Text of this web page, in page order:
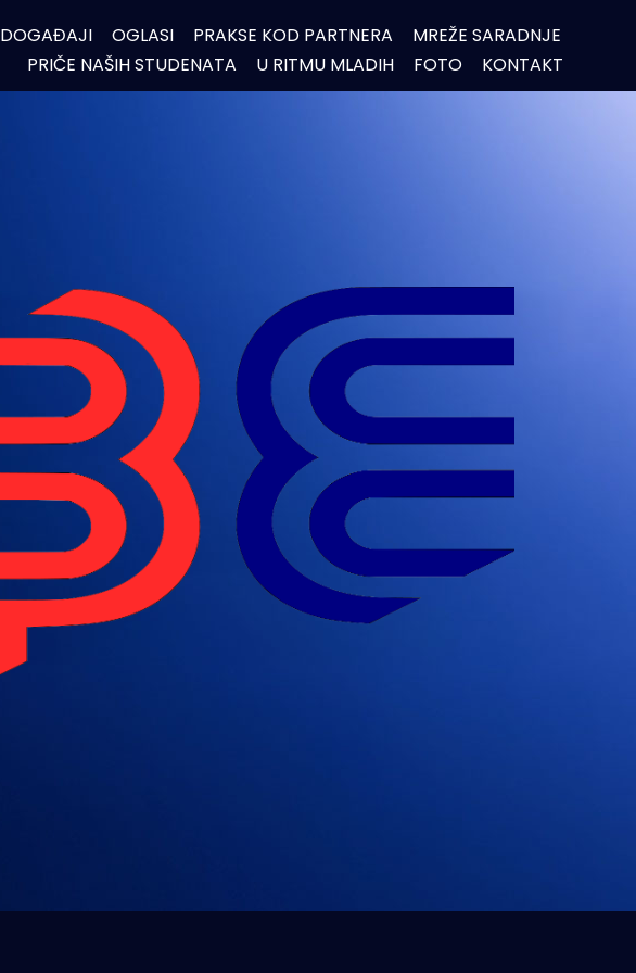
DOGAĐAJI OGLASI PRAKSE KOD PARTNERA
MREŽE SARADNJE
PRIČE NAŠIH STUDENATA
U RITMU MLADIH FOTO KONTAKT